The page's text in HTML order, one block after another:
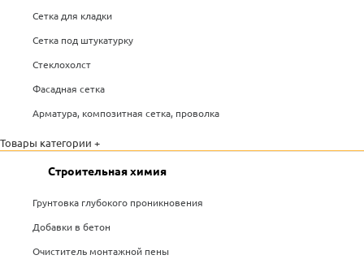
Сетка для кладки
Сетка под штукатурку
Стеклохолст
Фасадная сетка
Арматура, композитная сетка, проволка
Товары категории +
Строительная химия
Грунтовка глубокого проникновения
Добавки в бетон
Очиститель монтажной пены